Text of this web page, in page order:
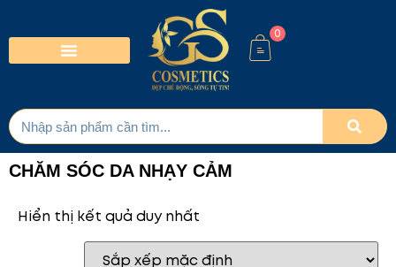
0
CHĂM SÓC DA NHẠY CẢM
Hiển thị kết quả duy nhất